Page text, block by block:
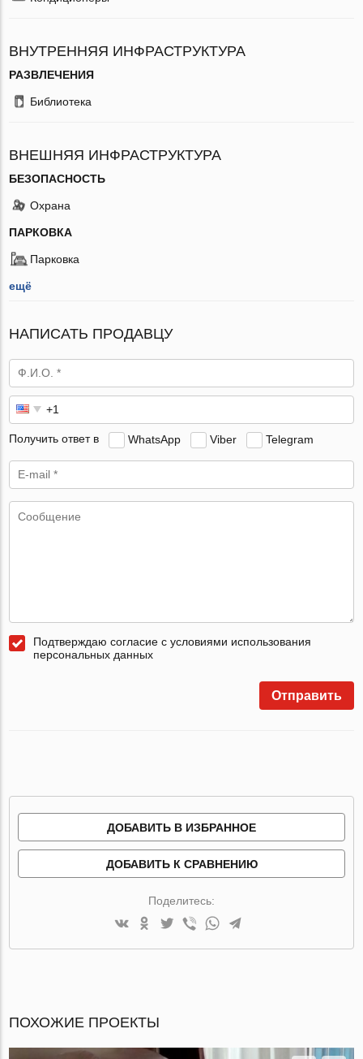
ВНУТРЕННЯЯ ИНФРАСТРУКТУРА
РАЗВЛЕЧЕНИЯ
Библиотека
ВНЕШНЯЯ ИНФРАСТРУКТУРА
БЕЗОПАСНОСТЬ
Охрана
ПАРКОВКА
Парковка
ещё
НАПИСАТЬ ПРОДАВЦУ
Получить ответ в WhatsApp Viber Telegram
Подтверждаю согласие с условиями использования
персональных данных
Отправить
ДОБАВИТЬ В ИЗБРАННОЕ
ДОБАВИТЬ К СРАВНЕНИЮ
Поделитесь:
ПОХОЖИЕ ПРОЕКТЫ